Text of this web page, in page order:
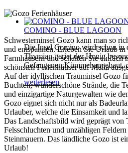
COMINO - BLUE LAGOON
Die Insel Comino wird schon in
Thymian geriet der Honig
Gefangenen Kümmel angebaut,
weiterlesen
Schwesterninsel Gozo kann man so
und entspannen. Erleben Sie Urlaub in
Farmhäusern und schalten Sie einfach
schönsten Ferienhäuser auf Malta
Auf der idyllischen Trauminsel Gozo
Buchten, wunderschöne Strände, die
und einzigartige Naturgewalten wie
Gozo eignet sich nicht nur als
Urlauber, welche die Einsamkeit und
Das Landschaftsbild wird geprägt von
Felsschluchten und unzähligen
Steinmauern. Das ländliche Gozo ist
Urlaub!